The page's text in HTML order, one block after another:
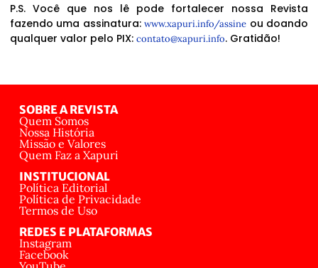
P.S. Você que nos lê pode fortalecer nossa Revista
fazendo uma assinatura:www.xapuri.info/assine ou doando
qualquer valor pelo PIX: contato@xapuri.info. Gratidão!
SOBRE A REVISTA
Quem Somos
Nossa História
Missão e Valores
Quem Faz a Xapuri
INSTITUCIONAL
Política Editorial
Política de Privacidade
Termos de Uso
REDES E PLATAFORMAS
Instagram
Facebook